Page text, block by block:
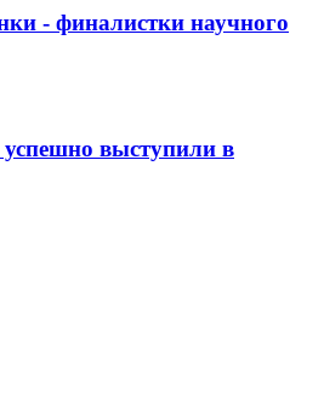
- финалистки научного
успешно выступили в